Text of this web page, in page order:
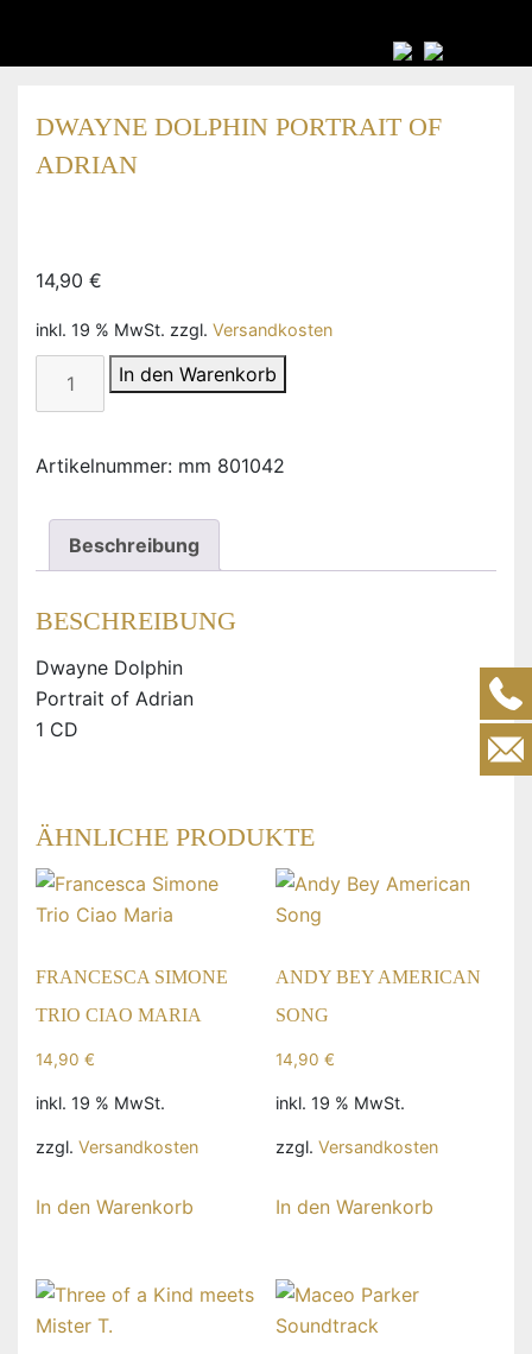
DWAYNE DOLPHIN PORTRAIT OF
ADRIAN
14,90 €
inkl. 19 % MwSt. zzgl. Versandkosten
of
Menge
In den Warenkorb
Artikelnummer: mm 801042
Beschreibung
BESCHREIBUNG
Dwayne Dolphin
Portrait of Adrian
1 CD
ÄHNLICHE PRODUKTE
FRANCESCA SIMONE
TRIO CIAO MARIA
14,90 €
inkl. 19 % MwSt.
zzgl. Versandkosten
In den Warenkorb
ANDY BEY AMERICAN
SONG
14,90 €
inkl. 19 % MwSt.
zzgl. Versandkosten
In den Warenkorb